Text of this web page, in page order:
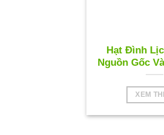
Hạt Đình
Nguồn Gốc
XEM